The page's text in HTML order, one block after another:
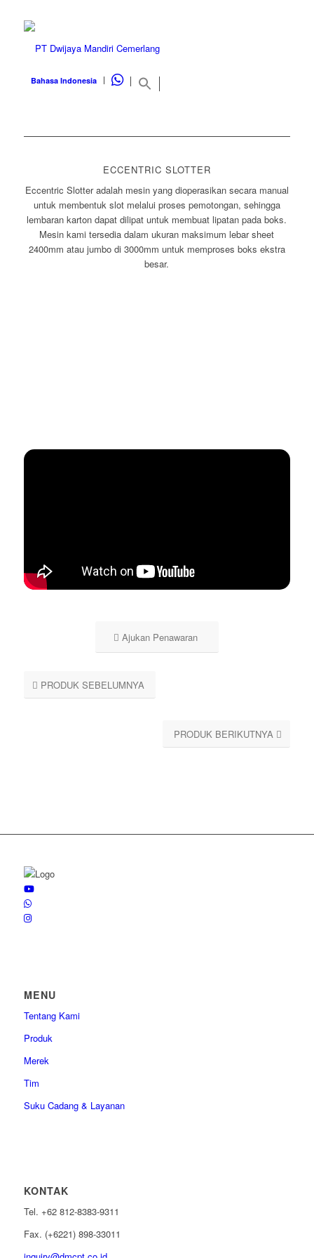
Bahasa Indonesia WHATSAPP
ECCENTRIC SLOTTER
Eccentric Slotter adalah mesin yang dioperasikan secara manual
untuk membentuk slot melalui proses pemotongan, sehingga
lembaran karton dapat dilipat untuk membuat lipatan pada boks.
Mesin kami tersedia dalam ukuran maksimum lebar sheet
2400mm atau jumbo di 3000mm untuk memproses boks ekstra
besar.
Ajukan Penawaran
PRODUK SEBELUMNYA
PRODUK BERIKUTNYA
MENU
Tentang Kami
Produk
Merek
Tim
Suku Cadang & Layanan
KONTAK
Tel. +62 812-8383-9311
Fax. (+6221) 898-33011